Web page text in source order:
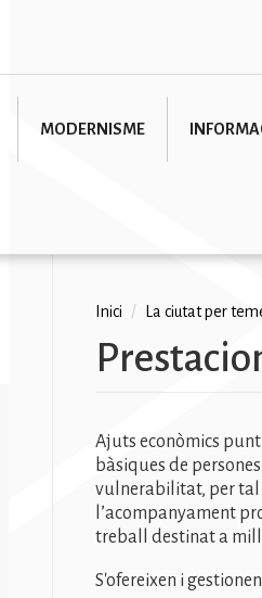
MODERNISME
Fil
d'ariadna
Inici / La ciutat per
Ajuts econòmics
bàsiques de
vulnerabilitat, per tal
l’acompanyament
treball destinat a
S'ofereixen i